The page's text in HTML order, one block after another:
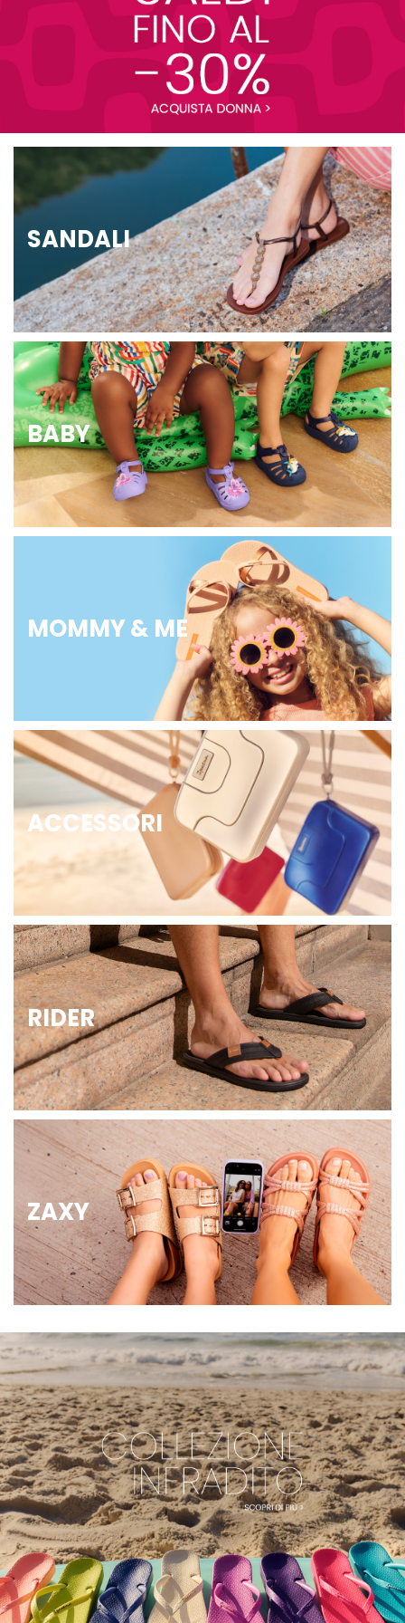
SANDALI
BABY
MOMMY & ME
ACCESSORI
RIDER
ZAXY